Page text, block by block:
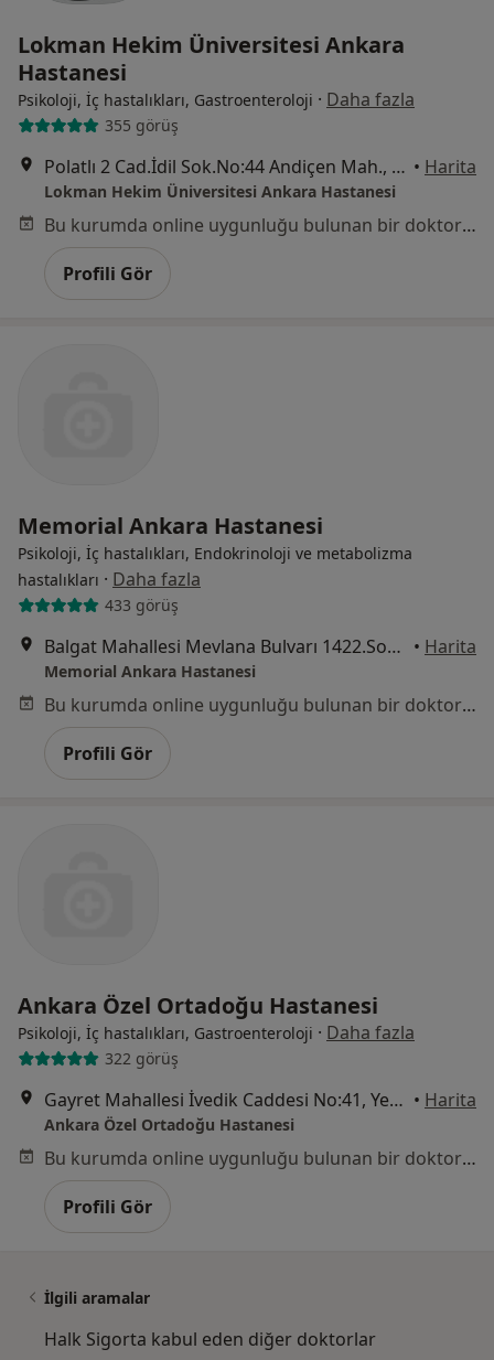
Lokman Hekim Üniversitesi Ankara
Hastanesi
Psikoloji, İç hastalıkları, Gastroenteroloji · Daha fazla
355 görüş
Polatlı 2 Cad.İdil Sok.No:44 Andiçen Mah., Sincan • Harita
Lokman Hekim Üniversitesi Ankara Hastanesi
Bu kurumda online uygunluğu bulunan bir doktor veya uzman bulunamadı
Profili Gör
Memorial Ankara Hastanesi
Psikoloji, İç hastalıkları, Endokrinoloji ve metabolizma
hastalıkları · Daha fazla
433 görüş
Balgat Mahallesi Mevlana Bulvarı 1422.Sokak No:4, Çankaya • Harita
Memorial Ankara Hastanesi
Bu kurumda online uygunluğu bulunan bir doktor veya uzman bulunamadı
Profili Gör
Ankara Özel Ortadoğu Hastanesi
Psikoloji, İç hastalıkları, Gastroenteroloji · Daha fazla
322 görüş
Gayret Mahallesi İvedik Caddesi No:41, Yenimahalle • Harita
Ankara Özel Ortadoğu Hastanesi
Bu kurumda online uygunluğu bulunan bir doktor veya uzman bulunamadı
Profili Gör
İlgili aramalar
Halk Sigorta kabul eden diğer doktorlar